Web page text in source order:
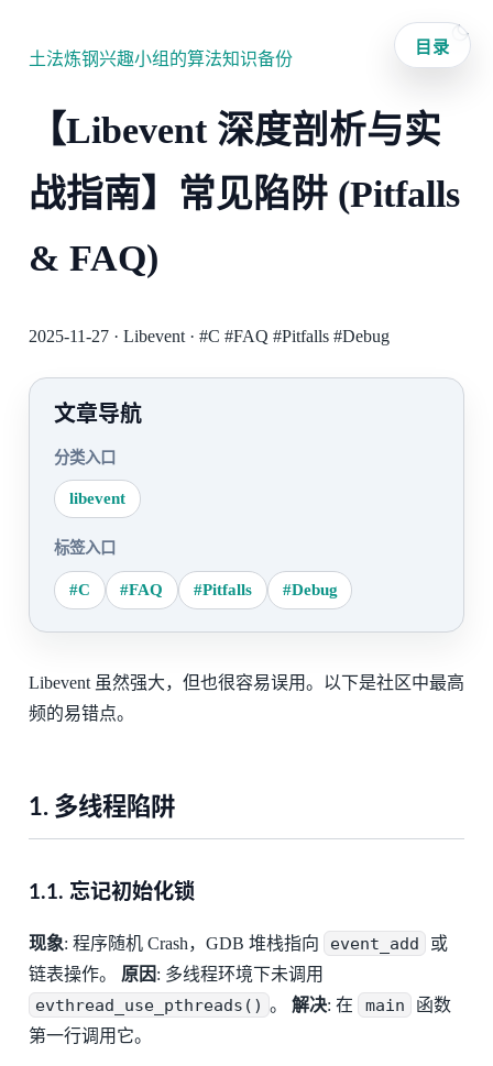
土法炼钢兴趣小组的算法知识备份
【Libevent 深度剖析与实
战指南】常见陷阱 (Pitfalls
& FAQ)
2025-11-27· Libevent· #C #FAQ #Pitfalls #Debug
文章导航
分类入口
libevent
标签入口
#C #FAQ #Pitfalls #Debug
Libevent 虽然强大，但也很容易误用。以下是社区中最高
频的易错点。
1. 多线程陷阱
1.1. 忘记初始化锁
现象: 程序随机 Crash，GDB 堆栈指向 event_add
或
链表操作。 原因: 多线程环境下未调用
evthread_use_pthreads() 。解决: 在 main
函数
第一行调用它。
目录